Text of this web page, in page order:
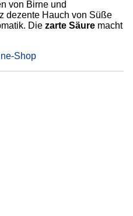
von Birne und
dezente Hauch von Süße
Die zarte Säure macht
Shop